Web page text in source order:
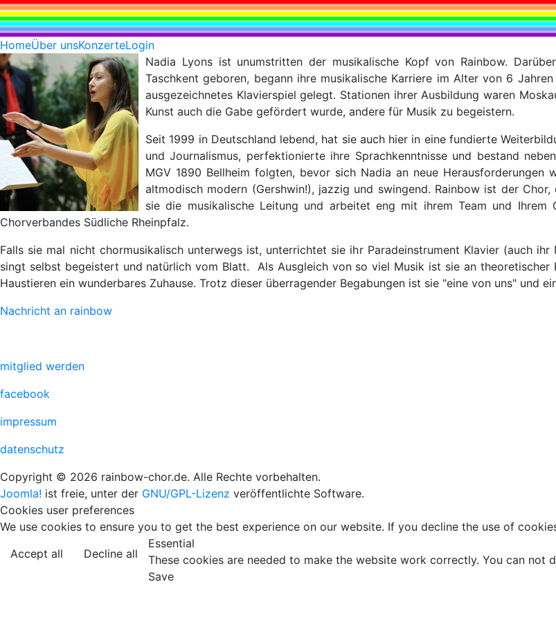
HomeÜber unsKonzerteLogin
Nadia Lyons ist unumstritten der musikalische Kopf von Rainbow.
Taschkent geboren, begann ihre musikalische Karriere im Alter von 6
ausgezeichnetes Klavierspiel gelegt. Stationen ihrer Ausbildung waren
Kunst auch die Gabe gefördert wurde, andere für Musik zu begeistern.
Seit 1999 in Deutschland lebend, hat sie auch hier in eine fundierte
und Journalismus, perfektionierte ihre Sprachkenntnisse und bestand
MGV 1890 Bellheim folgten, bevor sich Nadia an neue
altmodisch modern (Gershwin!), jazzig und swingend. Rainbow ist der
sie die musikalische Leitung und arbeitet eng mit ihrem Team und
Chorverbandes Südliche Rheinpfalz.
Falls sie mal nicht chormusikalisch unterwegs ist, unterrichtet sie ihr Paradeinstrument Klavier (auch
singt selbst begeistert und natürlich vom Blatt. Als Ausgleich von so viel Musik ist sie an
Haustieren ein wunderbares Zuhause. Trotz dieser überragender Begabungen ist sie "eine von uns" und
Nachricht an rainbow
mitglied werden
facebook
impressum
datenschutz
Copyright © 2026 rainbow-chor.de. Alle Rechte vorbehalten.
Joomla! ist freie, unter der GNU/GPL-Lizenz veröffentlichte Software.
Cookies user preferences
We use cookies to ensure you to get the best experience on our website. If you decline the use of
Accept all
Decline all
Essential
These cookies are needed to make the website work correctly. You can not
Save